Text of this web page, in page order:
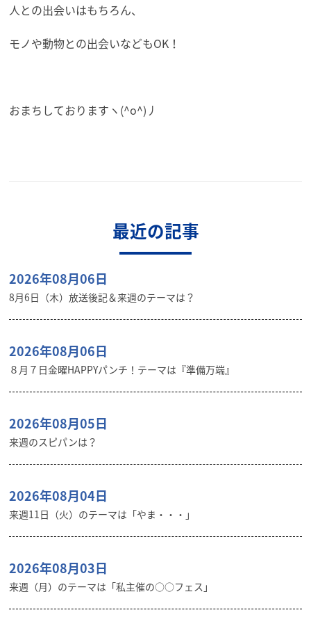
人との出会いはもちろん、
モノや動物との出会いなどもOK！
おまちしておりますヽ(^o^)丿
最近の記事
2026年08月06日
8月6日（木）放送後記＆来週のテーマは？
2026年08月06日
８月７日金曜HAPPYパンチ！テーマは『準備万端』
2026年08月05日
来週のスピパンは？
2026年08月04日
来週11日（火）のテーマは「やま・・・」
2026年08月03日
来週（月）のテーマは「私主催の○○フェス」